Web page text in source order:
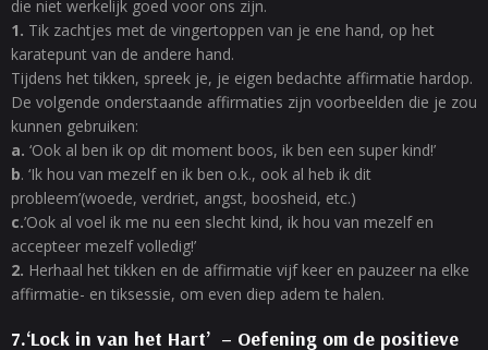
die niet werkelijk goed voor ons zijn.
1. Tik zachtjes met de vingertoppen van je ene hand, op het
karatepunt van de andere hand.
Tijdens het tikken, spreek je, je eigen bedachte affirmatie hardop.
De volgende onderstaande affirmaties zijn voorbeelden die je zou
kunnen gebruiken:
a. ‘Ook al ben ik op dit moment boos, ik ben een super kind!’
b. ‘Ik hou van mezelf en ik ben o.k., ook al heb ik dit
probleem’(woede, verdriet, angst, boosheid, etc.)
c.’Ook al voel ik me nu een slecht kind, ik hou van mezelf en
accepteer mezelf volledig!’
2. Herhaal het tikken en de affirmatie vijf keer en pauzeer na elke
affirmatie- en tiksessie, om even diep adem te halen.
7.‘Lock in van het Hart’ – Oefening om de positieve